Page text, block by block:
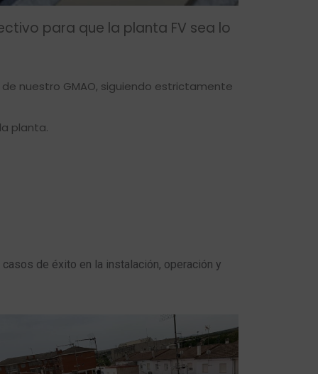
para que la planta FV sea lo
nuestro GMAO, siguiendo estrictamente
planta.
de éxito en la instalación, operación y